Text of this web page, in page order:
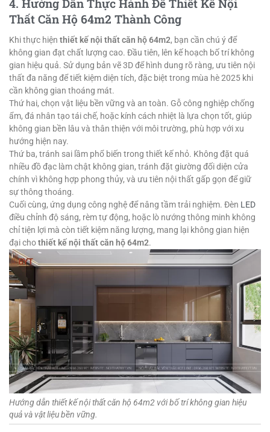
4. Hướng Dẫn Thực Hành Để Thiết Kế Nội
Thất Căn Hộ 64m2 Thành Công
Khi thực hiện thiết kế nội thất căn hộ 64m2, bạn cần chú ý để
không gian đạt chất lượng cao. Đầu tiên, lên kế hoạch bố trí không
gian hiệu quả. Sử dụng bản vẽ 3D để hình dung rõ ràng, ưu tiên nội
thất đa năng để tiết kiệm diện tích, đặc biệt trong mùa hè 2025 khi
cần không gian thoáng mát.
Thứ hai, chọn vật liệu bền vững và an toàn. Gỗ công nghiệp chống
ẩm, đá nhân tạo tái chế, hoặc kính cách nhiệt là lựa chọn tốt, giúp
không gian bền lâu và thân thiện với môi trường, phù hợp với xu
hướng hiện nay.
Thứ ba, tránh sai lầm phổ biến trong thiết kế nhỏ. Không đặt quá
nhiều đồ đạc làm chật không gian, tránh đặt giường đối diện cửa
chính vì không hợp phong thủy, và ưu tiên nội thất gấp gọn để giữ
sự thông thoáng.
Cuối cùng, ứng dụng công nghệ để nâng tầm trải nghiệm. Đèn LED
điều chỉnh độ sáng, rèm tự động, hoặc lò nướng thông minh không
chỉ tiện lợi mà còn tiết kiệm năng lượng, mang lại không gian hiện
đại chothiết kế nội thất căn hộ 64m2.
Hướng dẫn thiết kế nội thất căn hộ 64m2 với bố trí không gian hiệu
quả và vật liệu bền vững.